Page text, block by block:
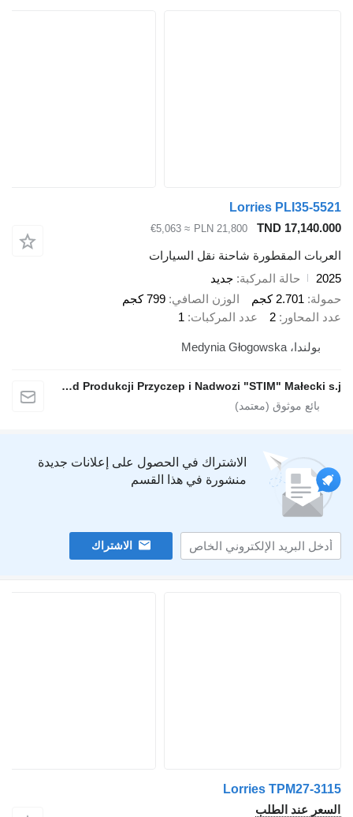
Lorries
TND
PLN 21,800
≈ €5,063
شاحنة نقل السيارات
المركبة جديد
كجم
الوزن الصافي 799 كجم
2 عدد المركبات 1
Zakład Produkcji Przyczep i Nadwozi "STIM" Małecki s.j.
الاشتراك في الحصول على إعلانات جديدة
منشورة في هذا القسم
الاشتراك
Lorries
الطلب